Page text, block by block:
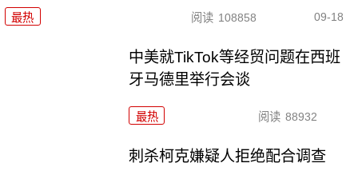
最热 阅读 108858 09-18
中美就TikTok等经贸问题在西班
牙马德里举行会谈
最热 阅读 88932
刺杀柯克嫌疑人拒绝配合调查